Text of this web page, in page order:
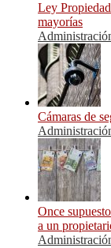
Ley
mayorías
Cámaras de
Once
a un